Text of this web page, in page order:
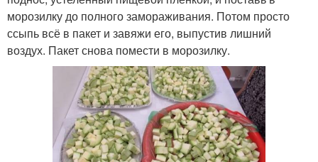
морозилку до полного замораживания. Потом просто
ссыпь всё в пакет и завяжи его, выпустив лишний
воздух. Пакет снова помести в морозилку.